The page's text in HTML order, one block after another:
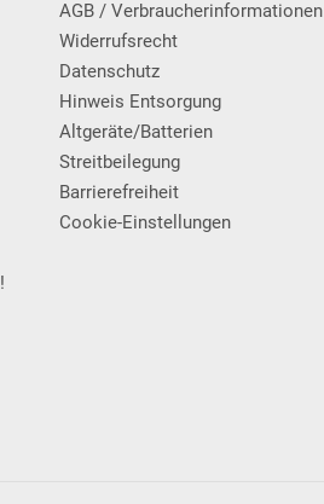
!
AGB / Verbraucherinformationen
Widerrufsrecht
Datenschutz
Hinweis Entsorgung
Altgeräte/Batterien
Streitbeilegung
Barrierefreiheit
Cookie-Einstellungen